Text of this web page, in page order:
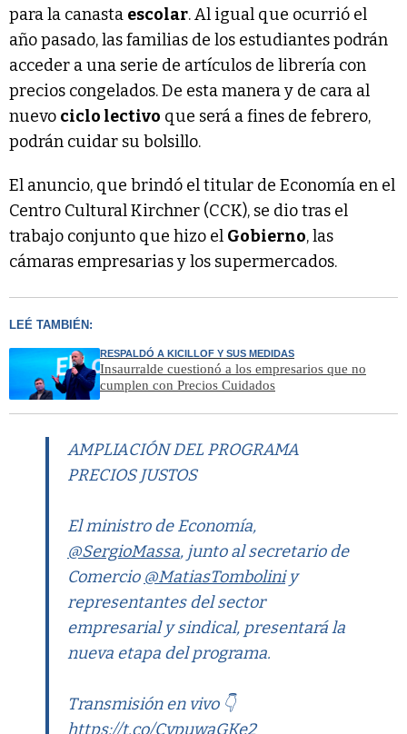
para la canasta escolar. Al igual que ocurrió el
año pasado, las familias de los estudiantes podrán
acceder a una serie de artículos de librería con
precios congelados. De esta manera y de cara al
nuevo ciclo lectivo que será a fines de febrero,
podrán cuidar su bolsillo.
El anuncio, que brindó el titular de Economía en el
Centro Cultural Kirchner (CCK), se dio tras el
trabajo conjunto que hizo el Gobierno, las
cámaras empresarias y los supermercados.
LEÉ TAMBIÉN:
RESPALDÓ A KICILLOF Y SUS MEDIDAS
Insaurralde cuestionó a los empresarios que no
cumplen con Precios Cuidados
AMPLIACIÓN DEL PROGRAMA
PRECIOS JUSTOS
El ministro de Economía,
@SergioMassa, junto al secretario de
Comercio @MatiasTomboliniy
representantes del sector
empresarial y sindical, presentará la
nueva etapa del programa.
Transmisión en vivo 👇
https://t.co/CvpuwaGKe2